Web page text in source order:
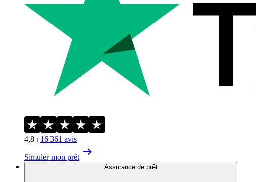
4,8 ⏐ 16 361 avis
Simuler mon prêt
Assurance de prêt